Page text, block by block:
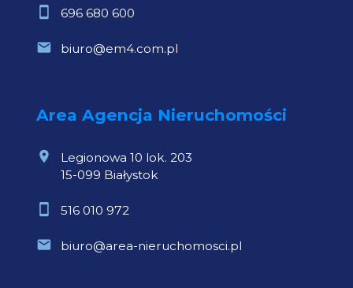
696 680 600
biuro@em4.com.pl
Area Agencja Nieruchomości
Legionowa 10 lok. 203
15-099 Białystok
516 010 972
biuro@area-nieruchomosci.pl